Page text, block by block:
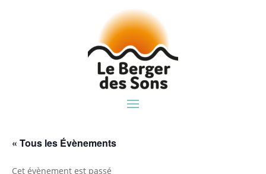
« Tous les Évènements
Cet évènement est passé